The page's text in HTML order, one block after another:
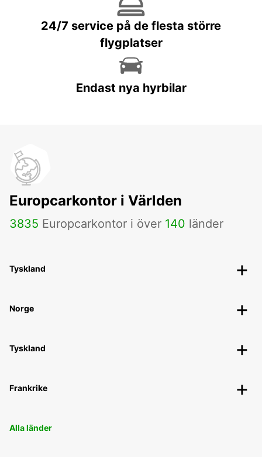
24/7 service på de flesta större
flygplatser
Endast nya hyrbilar
Europcarkontor i Världen
3835 Europcarkontor i över 140 länder
Tyskland
Norge
Tyskland
Frankrike
Alla länder